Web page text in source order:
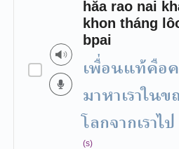
hăa rao nai
khon tháng
bpai
เพื่อนแท้คือ
มาหาเราใน
โลกจากเราไป
(s)